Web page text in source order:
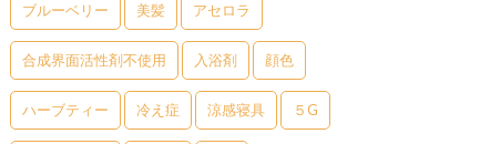
ブルーベリー 美髪 アセロラ
合成界面活性剤不使用 入浴剤 顔色
ハーブティー 冷え症 涼感寝具 ５G